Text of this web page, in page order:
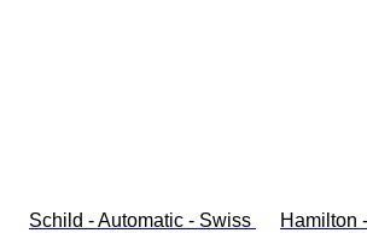
Schild - Automatic - Swiss
Hamilton